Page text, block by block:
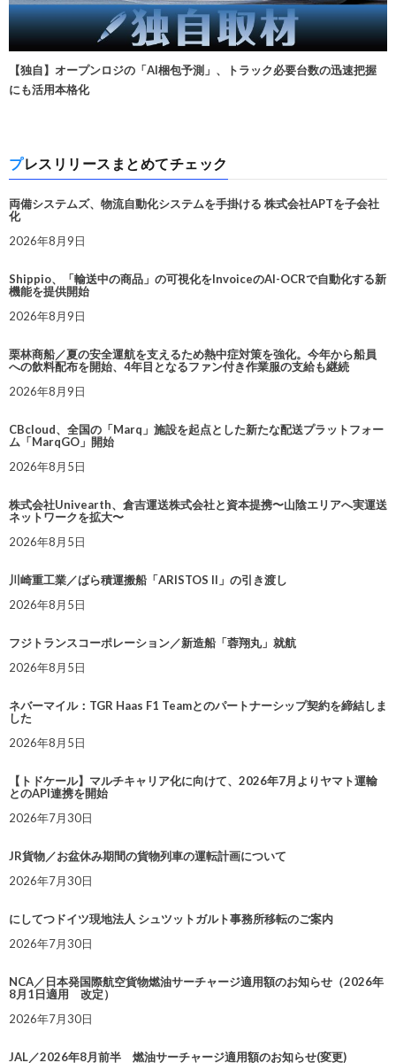
【独自】オープンロジの「AI梱包予測」、トラック必要台数の迅速把握
にも活用本格化
プレスリリースまとめてチェック
両備システムズ、物流自動化システムを手掛ける 株式会社APTを子会社
化
2026年8月9日
Shippio、「輸送中の商品」の可視化をInvoiceのAI-OCRで自動化する新
機能を提供開始
2026年8月9日
栗林商船／夏の安全運航を支えるため熱中症対策を強化。今年から船員
への飲料配布を開始、4年目となるファン付き作業服の支給も継続
2026年8月9日
CBcloud、全国の「Marq」施設を起点とした新たな配送プラットフォー
ム「MarqGO」開始
2026年8月5日
株式会社Univearth、倉吉運送株式会社と資本提携〜山陰エリアへ実運送
ネットワークを拡大〜
2026年8月5日
川崎重工業／ばら積運搬船「ARISTOS II」の引き渡し
2026年8月5日
フジトランスコーポレーション／新造船「蓉翔丸」就航
2026年8月5日
ネバーマイル：TGR Haas F1 Teamとのパートナーシップ契約を締結しま
した
2026年8月5日
【トドケール】マルチキャリア化に向けて、2026年7月よりヤマト運輸
とのAPI連携を開始
2026年7月30日
JR貨物／お盆休み期間の貨物列車の運転計画について
2026年7月30日
にしてつドイツ現地法人 シュツットガルト事務所移転のご案内
2026年7月30日
NCA／日本発国際航空貨物燃油サーチャージ適用額のお知らせ（2026年
8月1日適用 改定）
2026年7月30日
JAL／2026年8月前半 燃油サーチャージ適用額のお知らせ(変更)